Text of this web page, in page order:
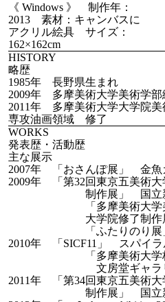
《 Windows 》 制作年：
2013 素材：キャンバスに
アクリル絵具 サイズ：
162×162cm
HISTORY
略歴
1985年 長野県生まれ
2009年 多摩美術大学美術学
2011年 多摩美術大学大学院
専攻油画領域 修了
WORKS
発表歴・活動歴
主な展示
2007年 「おさんぽ展」 金魚
2009年 「第32回東京五美術大
制作展」 国立新美
「多摩美術大学美術
大学院修了制作展」
「ふたりのり展」
2010年 「SICF11」 スパイラ
「多摩美術大学校友
文房堂ギャラリー
2011年 「第34回東京五美術大
制作展」 国立新美